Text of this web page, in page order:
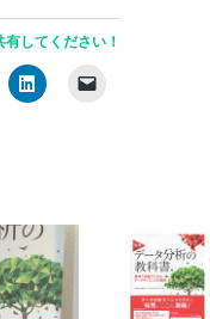
してください！